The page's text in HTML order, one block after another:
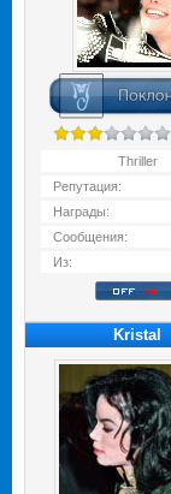
Thriller
Репутация:
Награды:
Сообщения:
Из:
Kristal